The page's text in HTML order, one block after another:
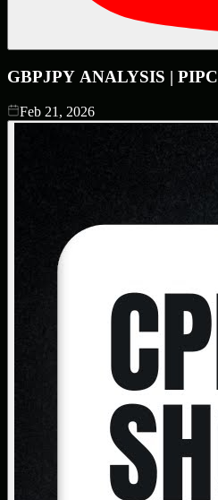
GBPJPY ANALYSIS |
Feb 21, 2026